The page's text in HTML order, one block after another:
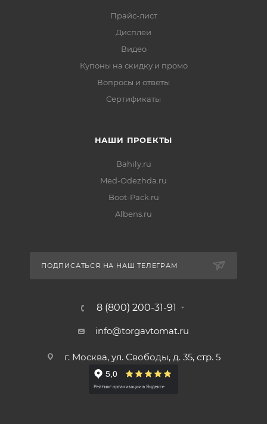
Прайс-лист
Дисплеи
Видео
Купоны на скидку и промо
Вопросы и ответы
Сертификаты
НАШИ ПРОЕКТЫ
Bahily.ru
Med-Odezhda.ru
Boot-Pack.ru
Albens.ru
ПОДПИСАТЬСЯ НА НАШ ТЕЛЕГРАМ
8 (800) 200-31-91
info@torgavtomat.ru
г. Москва, ул. Свободы, д. 35, стр. 5